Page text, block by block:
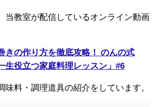
当教室が配信しているオンライン動画
きの作り方を徹底攻略！ のんの式
生役立つ家庭料理レッスン」#6
味料・調理道具の紹介をしています。